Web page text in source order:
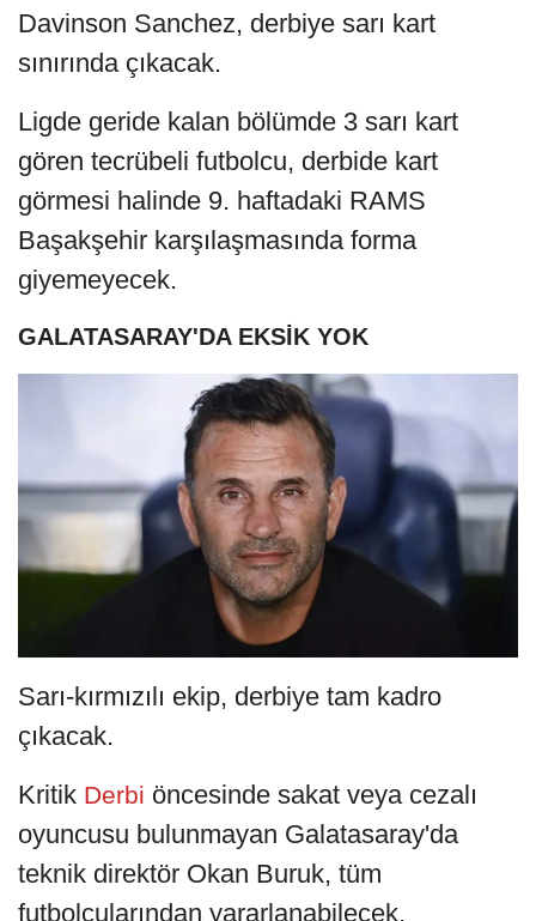
Davinson Sanchez, derbiye sarı kart
sınırında çıkacak.
Ligde geride kalan bölümde 3 sarı kart
gören tecrübeli futbolcu, derbide kart
görmesi halinde 9. haftadaki RAMS
Başakşehir karşılaşmasında forma
giyemeyecek.
GALATASARAY'DA EKSİK YOK
Sarı-kırmızılı ekip, derbiye tam kadro
çıkacak.
Kritik Derbi öncesinde sakat veya cezalı
oyuncusu bulunmayan Galatasaray'da
teknik direktör Okan Buruk, tüm
futbolcularından yararlanabilecek.